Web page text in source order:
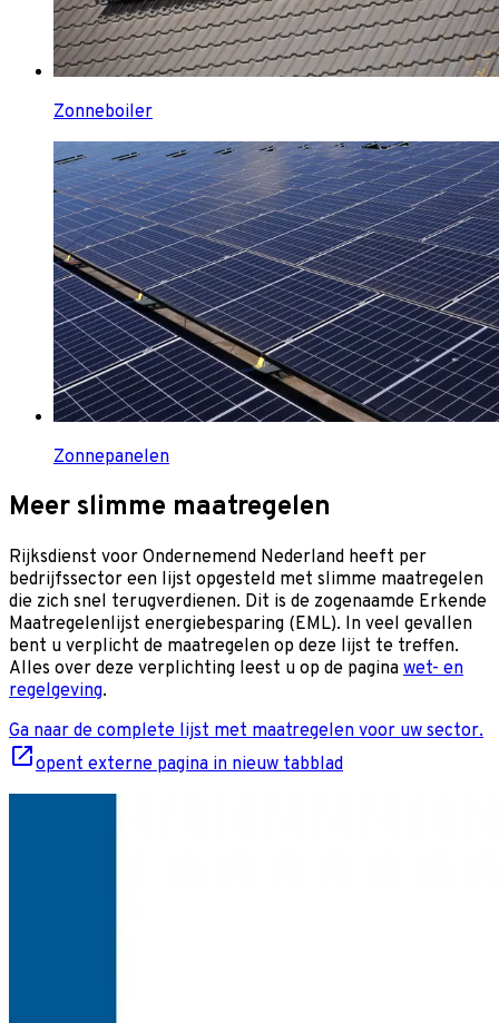
Zonneboiler
Zonnepanelen
Meer slimme maatregelen
Rijksdienst voor Ondernemend Nederland heeft per
bedrijfssector een lijst opgesteld met slimme maatregelen
die zich snel terugverdienen. Dit is de zogenaamde Erkende
Maatregelenlijst energiebesparing (EML). In veel gevallen
bent u verplicht de maatregelen op deze lijst te treffen.
Alles over deze verplichting leest u op de pagina wet- en
regelgeving.
Ga naar de complete lijst met maatregelen voor uw sector.
opent externe pagina in nieuw tabblad